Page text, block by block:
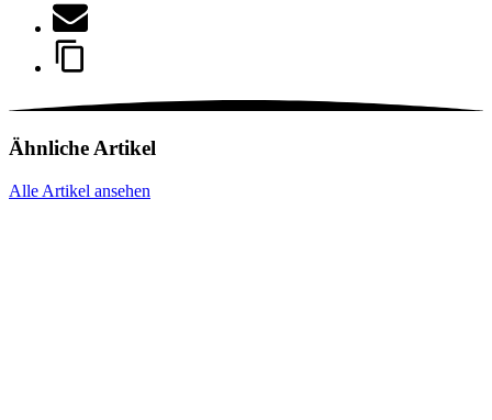
Ähnliche Artikel
Alle Artikel ansehen